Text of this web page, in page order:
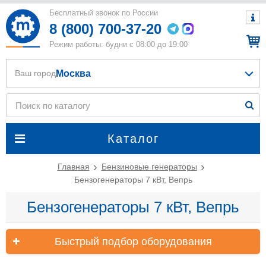
Бесплатный звонок по России
8 (800) 700-37-20
Режим работы: будни с 08:00 до 19:00
Каталог
Ваш город Москва
Главная
Бензиновые генераторы
Бензогенераторы 7 кВт, Вепрь
Бензогенераторы 7 кВт, Вепрь
Быстрый подбор оборудования